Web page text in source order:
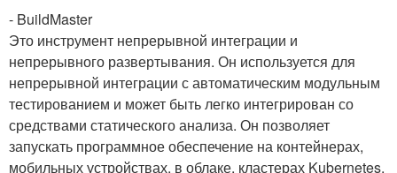
- BuildMaster
Это инструмент непрерывной интеграции и
непрерывного развертывания. Он используется для
непрерывной интеграции с автоматическим модульным
тестированием и может быть легко интегрирован со
средствами статического анализа. Он позволяет
запускать программное обеспечение на контейнерах,
мобильных устройствах, в облаке, кластерах Kubernetes,